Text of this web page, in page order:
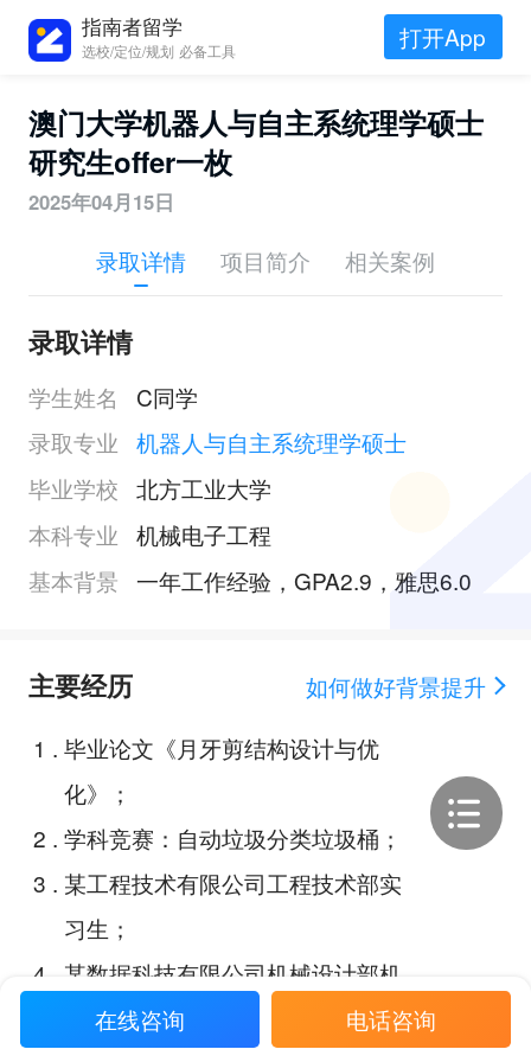
指南者留学
选校/定位/规划 必备工具 打开App
澳门大学机器人与自主系统理学硕士
研究生offer一枚
2025年04月15日
录取详情 项目简介 相关案例
录取详情
学生姓名
C同学
录取专业 机器人与自主系统理学硕士
毕业学校 北方工业大学
本科专业 机械电子工程
基本背景 一年工作经验，GPA2.9，雅思6.0
主要经历
如何做好背景提升
1 . 毕业论文《月牙剪结构设计与优
化》；
2 . 学科竞赛：自动垃圾分类垃圾桶；
3 . 某工程技术有限公司工程技术部实
习生；
4
某数据科技有限公司机械设计部机
械工程师；
在线咨询 电话咨询